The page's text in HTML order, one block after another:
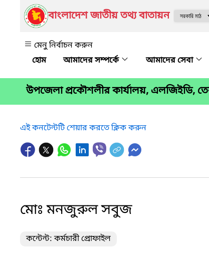
বাংলাদেশ জাতীয় তথ্য বাতায়ন
মেনু নির্বাচন করুন
আমাদের সম্পর্কে
আমাদের সেবা
উপজেলা প্রকৌশলীর কার্যালয়, এলজিইডি,
এই কনটেন্টটি শেয়ার করতে ক্লিক করুন
মোঃ মনজুরুল সবুজ
কন্টেন্ট: কর্মচারী প্রোফাইল